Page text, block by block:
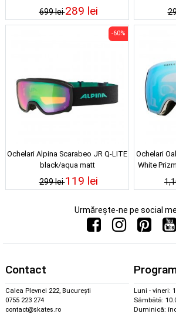
699 lei289 lei
Ochelari Alpina Scarabeo JR Q-LITE
black/aqua matt
299 lei
-60%
119 lei
Ochelari
White
Urmărește-ne pe social
Contact
Calea Plevnei 222, București
0755 223 274
contact@skates.ro
Luni - vineri:
Sâmbătă:
Duminică: